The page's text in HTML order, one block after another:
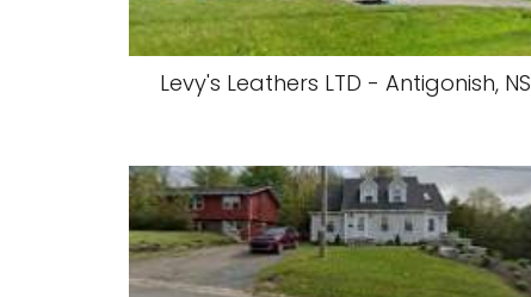
Levy's Leathers LTD - Antigonish, NS